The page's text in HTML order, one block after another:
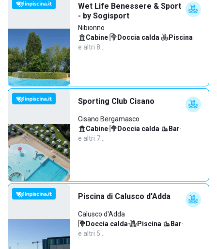
Wet Life Benessere & Sport
- by Sogisport
Nibionno
Cabine· Doccia calda· Piscina·
e altri 8…
Sporting Club Cisano
Cisano Bergamasco
Cabine· Doccia calda· Bar·
e altri 7…
Piscina di Calusco d'Adda
Calusco d'Adda
Doccia calda· Piscina· Bar·
e altri 5…